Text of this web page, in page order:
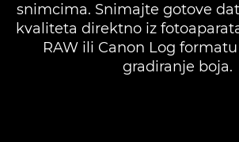
snimcima. Snimajte gotove
kvaliteta direktno iz
RAW ili Canon Log
gradiranje boja.